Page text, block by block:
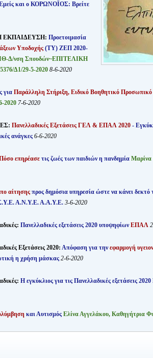
και ο ΚΟΡΩΝΟΪΟΣ: Βρείτε
ΕΚΠΑΙΔΕΥΣΗ: Προετοιμασία
Υποδοχής(ΤΥ) ΖΕΠ 2020-
Δ/νση Σπουδών~ΕΠΙΤΕΛΙΚΗ
Δ1/29-5-2020 8-6-2020
για Παράλληλη Στήριξη, Ειδικό Βοηθητικό
2020 7-6-2020
Πανελλαδικές Εξετάσεις ΓΕΛ & ΕΠΑΛ 2020-
ανάγκες 6-6-2020
επηρέασε τις ζωές των παιδιών η πανδημία Μαρίνα
αίτησηςπρος δημόσια υπηρεσία ώστε να κάνει δεκτό
Α.Ν.Υ.Ε. Α.Α.Υ.Ε. 3-6-2020
Πανελλαδικές εξετάσεις 2020 υποψηφίωνΕΠΑΛ
Εξετάσεις 2020: Απόφαση για τηνεφαρμογή
η χρήση μάσκας 2-6-2020
Η εγκύκλιος για τις Πανελλαδικές εξετάσεις
και Αυτισμός Ελίνα Αγγελάκου, Καθηγήτρια